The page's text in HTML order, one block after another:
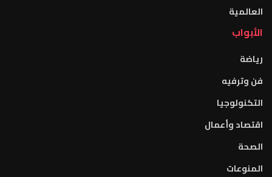
العالمية
الأبواب
رياضة
فن وترفيه
التكنولوجيا
اقتصاد وأعمال
الصحة
المنوعات